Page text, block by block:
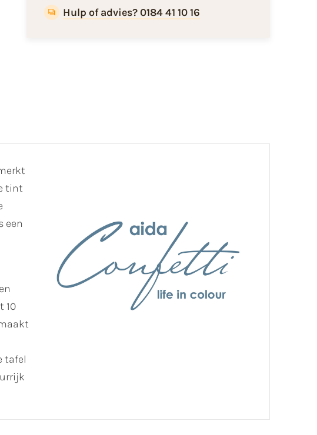
Hulp of advies? 0184 41 10 16
tint
een
10
tafel